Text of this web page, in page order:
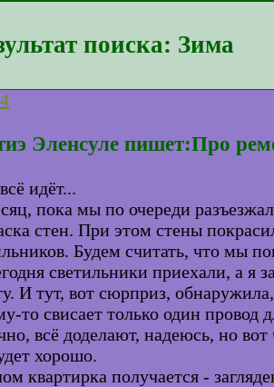
поиска: Зима
4
Эленсуле пишет:Про
идёт...
пока мы по очереди
стен. При этом стены
Будем считать, что мы
светильники приехали, а я
И тут, вот сюрприз,
то свисает только один провод
всё доделают, надеюсь, но
хорошо.
квартирка получается -